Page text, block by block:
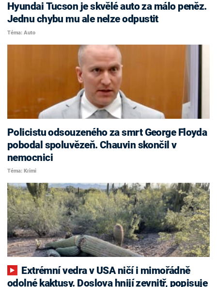
Hyundai Tucson je skvělé auto za málo peněz.
Jednu chybu mu ale nelze odpustit
Téma: Auto
Policistu odsouzeného za smrt George Floyda
pobodal spoluvězeň. Chauvin skončil v
nemocnici
Téma: Krimi
odolné kaktusy. Doslova hnijí zevnitř, popisuje